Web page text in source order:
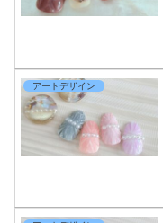
アートデザイン